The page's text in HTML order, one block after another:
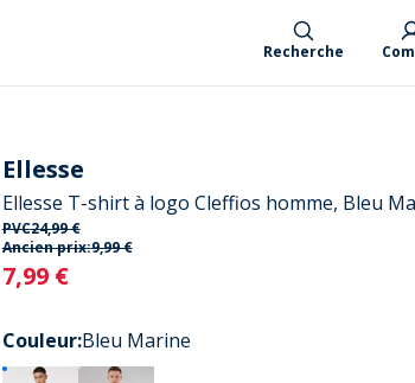
Recherche
Ellesse
Ellesse T-shirt à logo Cleffios homme, Bleu
PVC24,99 €
Ancien prix:9,99 €
Current
7,99 €
Couleur:Bleu Marine